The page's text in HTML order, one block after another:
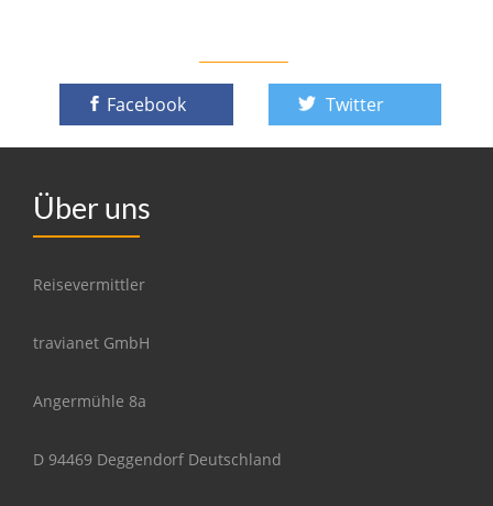
Facebook Twitter
Über uns
Reisevermittler
travianet GmbH
Angermühle 8a
D 94469 Deggendorf Deutschland